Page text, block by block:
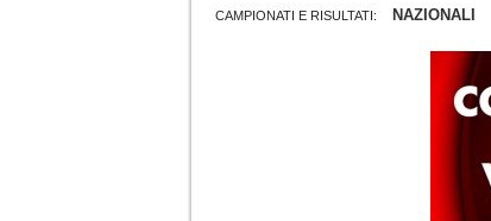
CAMPIONATI E RISULTATI: NAZIONALI